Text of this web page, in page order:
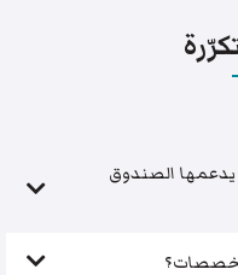
يدعمها الصندوق